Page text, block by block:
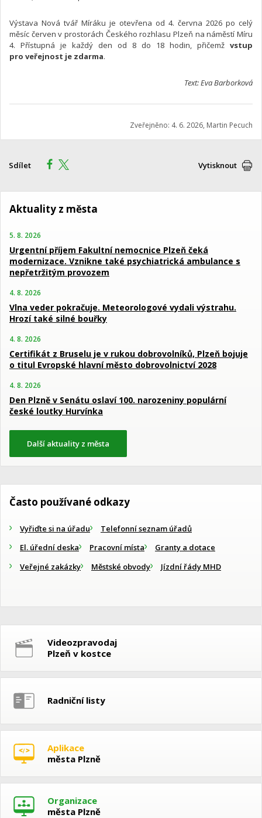
Výstava Nová tvář Míráku je otevřena od 4. června 2026 po celý
měsíc červen v prostorách Českého rozhlasu Plzeň na náměstí Míru
4. Přístupná je každý den od 8 do 18 hodin, přičemž vstup
pro veřejnost je zdarma.
Text: Eva Barborková
Zveřejněno: 4. 6. 2026, Martin Pecuch
Sdílet Vytisknout
Aktuality z města
5. 8. 2026
Urgentní příjem Fakultní nemocnice Plzeň čeká
modernizace. Vznikne také psychiatrická ambulance s
nepřetržitým provozem
4. 8. 2026
Vlna veder pokračuje. Meteorologové vydali výstrahu.
Hrozí také silné bouřky
4. 8. 2026
Certifikát z Bruselu je v rukou dobrovolníků, Plzeň bojuje
o titul Evropské hlavní město dobrovolnictví 2028
4. 8. 2026
Den Plzně v Senátu oslaví 100. narozeniny populární
české loutky Hurvínka
Další aktuality z města
Často používané odkazy
Vyřiďte si na úřadu
Telefonní seznam úřadů
El. úřední deska
Pracovní místa
Granty a dotace
Veřejné zakázky
Městské obvody Jízdní řády MHD
Videozpravodaj
Plzeň v kostce
Radniční listy
Aplikace
města Plzně
Organizace
města Plzně